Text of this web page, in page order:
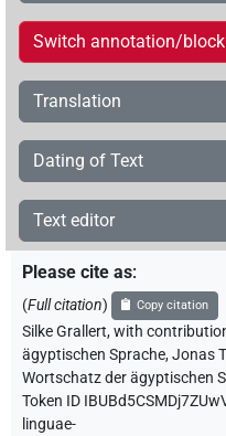
Switch annotation/
Translation
Dating of Text
Text editor
Please cite as:
(Full citation) Copy citation
Silke Grallert,with
ägyptischen Sprache,Jonas
Wortschatz der ägyptischen
Token ID
linguae-